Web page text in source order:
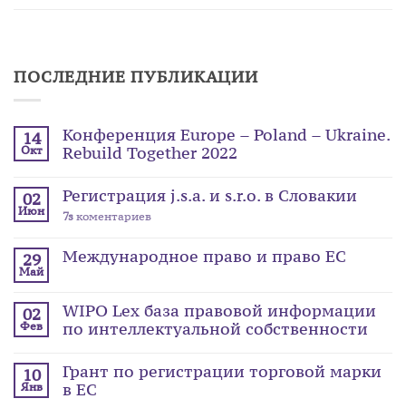
ПОСЛЕДНИЕ ПУБЛИКАЦИИ
14
Окт
Конференция Europe – Poland – Ukraine.
Rebuild Together 2022
02
Июн
Регистрация j.s.a. и s.r.o. в Словакии
7s коментариев
29
Май
Международное право и право ЕС
02
Фев
WIPO Lex база правовой информации
по интеллектуальной собственности
10
Янв
Грант по регистрации торговой марки
в ЕС